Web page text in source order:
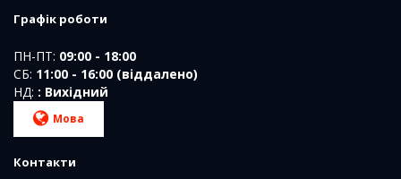
Графік роботи
ПН-ПТ: 09:00 - 18:00
СБ: 11:00 - 16:00 (віддалено)
НД: : Вихідний
Мова
Контакти